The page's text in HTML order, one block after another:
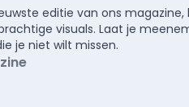
editie van ons
visuals. Laat je
je niet wilt missen.